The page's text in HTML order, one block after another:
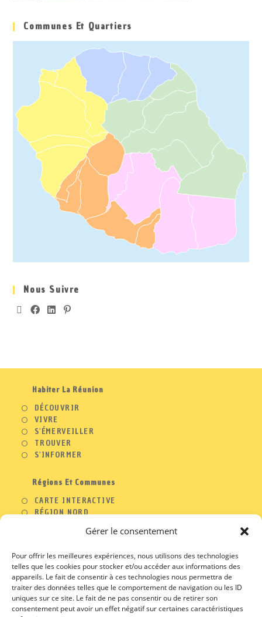
Gérer le consentement
Pour offrir les meilleures expériences, nous utilisons des technologies
telles que les cookies pour stocker et/ou accéder aux informations des
appareils. Le fait de consentir à ces technologies nous permettra de
traiter des données telles que le comportement de navigation ou les ID
uniques sur ce site. Le fait de ne pas consentir ou de retirer son
consentement peut avoir un effet négatif sur certaines caractéristiques
Communes Et Quartiers
Nous Suivre
Habiter La Réunion
DÉCOUVRIR
VIVRE
S'ÉMERVEILLER
TROUVER
S'INFORMER
Régions Et Communes
CARTE INTERACTIVE
RÉGION NORD
A PROPOS
CONTACT